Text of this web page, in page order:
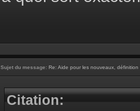
Sujet du message: Re: Aide pour les nouveaux,
Citation: